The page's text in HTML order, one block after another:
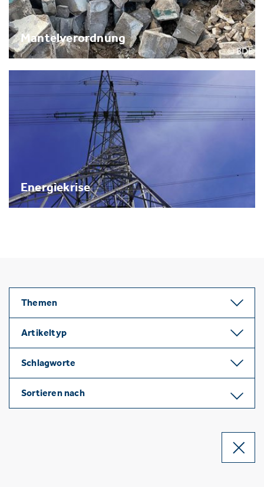
Mantelverordnung
Energiekrise
Themen
Artikeltyp
Schlagworte
Sortieren nach